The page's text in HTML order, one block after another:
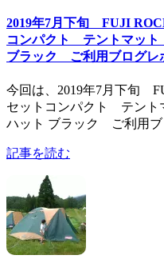
2019年7月下旬 FUJI
コンパクト テントマット
ブラック ご利用ブログレ
今回は、2019年7月下旬
セットコンパクト テント
ハット ブラック ご利用
記事を読む